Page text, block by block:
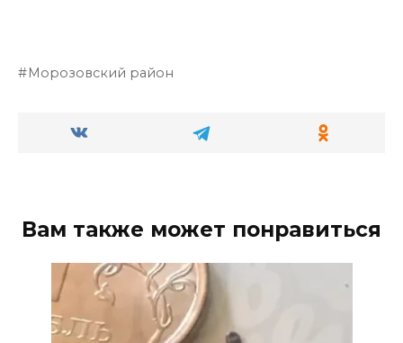
Морозовский район
Вам также может понравиться